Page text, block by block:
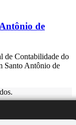
de
de Contabilidade do
Santo Antônio de